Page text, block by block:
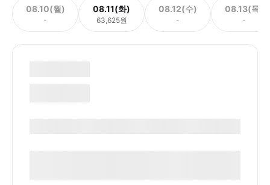
08.10(월)
-
08.11(화)
63,625원
08.12(수)
-
08.13(목)
-